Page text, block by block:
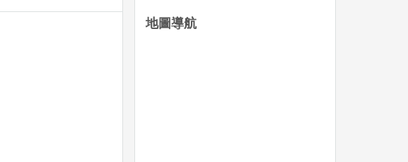
地圖導航